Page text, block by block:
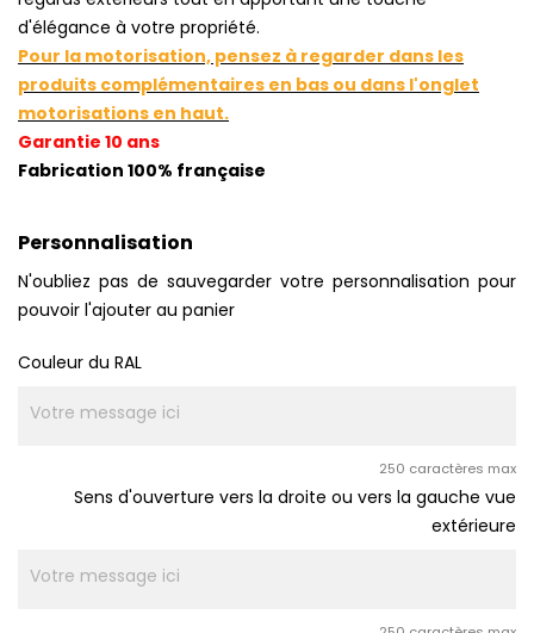
d'élégance à votre propriété.
Pour la motorisation, pensez à regarder dans les
produits complémentaires en bas ou dans l'onglet
motorisations en haut.
Garantie 10 ans
Fabrication 100% française
Personnalisation
N'oubliez pas de sauvegarder votre personnalisation pour
pouvoir l'ajouter au panier
Couleur du RAL
250 caractères max
Sens d'ouverture vers la droite ou vers la gauche vue
extérieure